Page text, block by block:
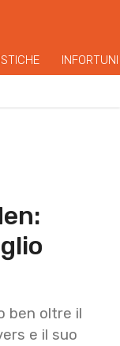
INFORTUNI
ben oltre il
e il suo